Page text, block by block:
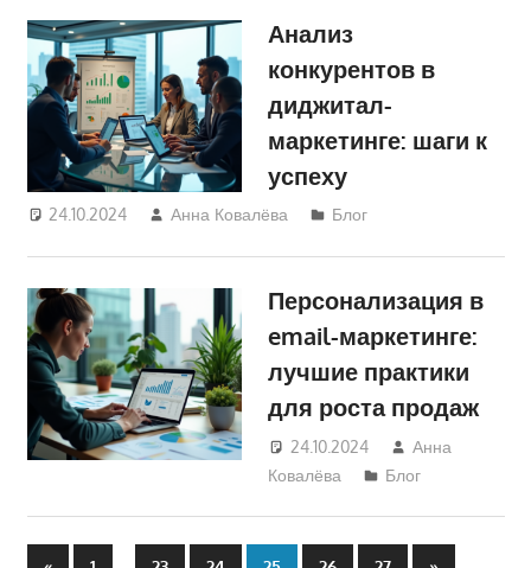
Анализ
конкурентов в
диджитал-
маркетинге: шаги к
успеху
24.10.2024 Анна Ковалёва Блог
Персонализация в
email-маркетинге:
лучшие практики
для роста продаж
24.10.2024
Анна
Ковалёва
Блог